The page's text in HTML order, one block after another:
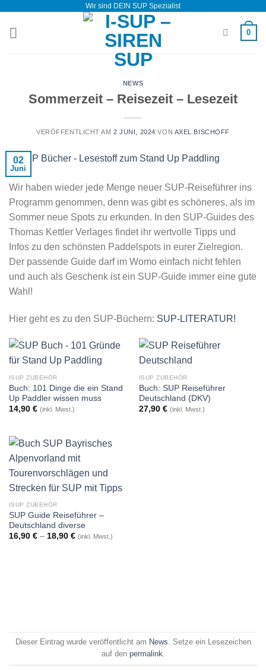
springen
Wir sind DEIN SUP Spezialist
0
NEWS
Sommerzeit – Reisezeit – Lesezeit
VERÖFFENTLICHT AM2 JUNI, 2024 VON AXEL BISCHOFF
02
Juni
Wir haben wieder jede Menge neuer SUP-Reiseführer ins
Programm genommen, denn was gibt es schöneres, als im
Sommer neue Spots zu erkunden. In den SUP-Guides des
Thomas Kettler Verlages findet ihr wertvolle Tipps und
Infos zu den schönsten Paddelspots in eurer Zielregion.
Der passende Guide darf im Womo einfach nicht fehlen
und auch als Geschenk ist ein SUP-Guide immer eine gute
Wahl!
Hier geht es zu den SUP-Büchern: SUP-LITERATUR!
ISUP ZUBEHÖR
Buch: 101 Dinge die ein Stand
Up Paddler wissen muss
14,90 € (inkl. Mwst.)
ISUP ZUBEHÖR
Buch: SUP Reiseführer
Deutschland (DKV)
27,90 € (inkl. Mwst.)
ISUP ZUBEHÖR
SUP Guide Reiseführer –
Deutschland diverse
16,90 €– 18,90 € (inkl. Mwst.)
Dieser Eintrag wurde veröffentlicht am News . Setze ein Lesezeichen
auf den permalink